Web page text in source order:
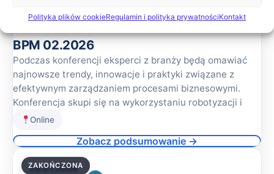
Polityka plików cookieRegulamin i polityka prywatnościKontakt
BPM 02.2026
Podczas konferencji eksperci z branży będą omawiać
najnowsze trendy, innowacje i praktyki związane z
efektywnym zarządzaniem procesami biznesowymi.
Konferencja skupi się na wykorzystaniu robotyzacji i
Online
Zobacz podsumowanie →
29.01.2026
ZAKOŃCZONA